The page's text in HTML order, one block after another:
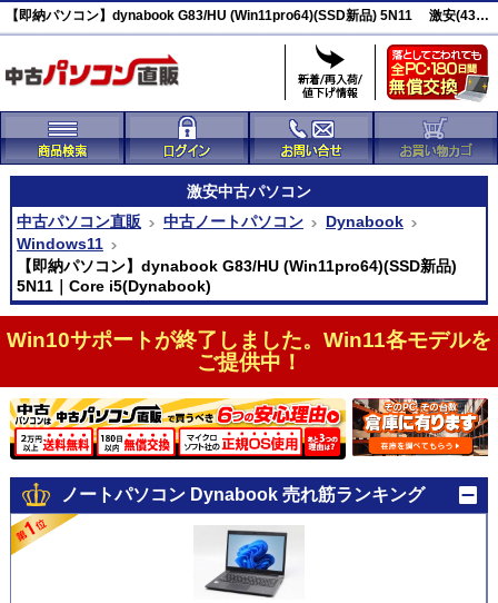
【即納パソコン】dynabook G83/HU (Win11pro64)(SSD新品) 5N11 激安(43301)
激安中古パソコン
中古パソコン直販
中古ノートパソコン
Dynabook
Windows11
【即納パソコン】dynabook G83/HU (Win11pro64)(SSD新品)
5N11｜Core i5(Dynabook)
Win10サポートが終了しました。Win11各モデルを
ご提供中！
ノートパソコン Dynabook 売れ筋ランキング